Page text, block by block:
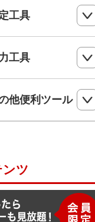
ップ
ラムローラー・ウイン
用ロープ
ヤー
ク・シャンクアダプター
チ
チセット
ステップドリルセット
ンチ
パック
用ベルト
ョニング用連結ベルト
ランヤード
プ
ベルト
ネット
工具
ェッカー
工具
他便利ツール
レー
ツ